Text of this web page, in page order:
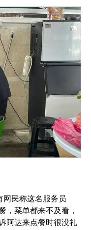
网民称这名服务员
，菜单都来不及看，
阿达来点餐时很没礼